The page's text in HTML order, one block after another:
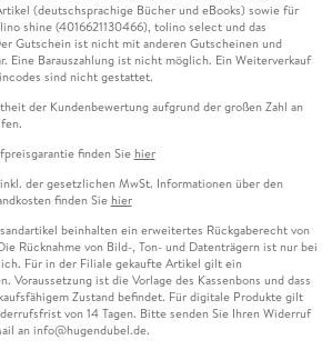
(deutschsprachige Bücher und eBooks) sowie für
shine (4016621130466), tolino select und das
Gutschein ist nicht mit anderen Gutscheinen und
Eine Barauszahlung ist nicht möglich. Ein Weiterverkauf
sind nicht gestattet.
der Kundenbewertung aufgrund der großen Zahl an
finden Sie hier
der gesetzlichen MwSt. Informationen über den
finden Sie hier
beinhalten ein erweitertes Rückgaberecht von
Rücknahme von Bild-, Ton- und Datenträgern ist nur bei
Für in der Filiale gekaufte Artikel gilt ein
Voraussetzung ist die Vorlage des Kassenbons und dass
Zustand befindet. Für digitale Produkte gilt
von 14 Tagen. Bitte senden Sie Ihren Widerruf
an info@hugendubel.de.